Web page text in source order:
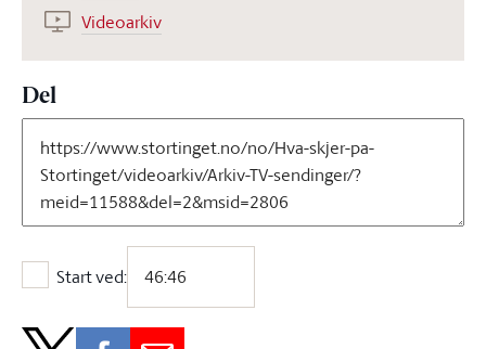
Videoarkiv
Del
Start ved:
Start ved: